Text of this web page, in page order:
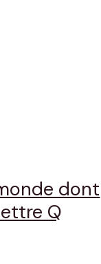
dont
Q